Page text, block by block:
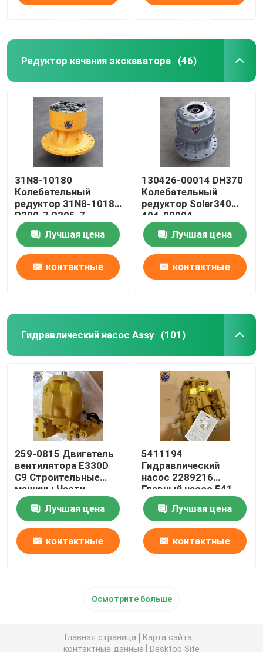
Редуктор качания экскаватора (46)
31N8-10180
Колебательный
редуктор 31N8-10181
R300-7 R305-7
Колебательный
редукторЛучшая цена
контактные
130426-00014 DH370
Колебательный
редуктор Solar340
404-00094
Колебательная
коробка передач
Лучшая цена
контактные
Гидравлический насос Assy (101)
259-0815 Двигатель
вентилятора E330D
C9 Строительные
машины Части
2590815 Пистоновый
насос Лучшая цена
контактные
5411194
Гидравлический
насос 2289216
Главный насос 541-
1194
Лучшая цена
контактные
Осмотрите больше
Главная страница
Карта сайта
контактные данные
Desktop Site